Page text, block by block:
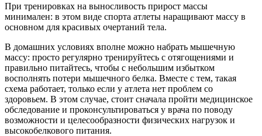
При тренировках на выносливость прирост массы
минимален: в этом виде спорта атлеты наращивают массу в
основном для красивых очертаний тела.
В домашних условиях вполне можно набрать мышечную
массу: просто регулярно тренируйтесь с отягощениями и
правильно питайтесь, чтобы с небольшим избытком
восполнять потери мышечного белка. Вместе с тем, такая
схема работает, только если у атлета нет проблем со
здоровьем. В этом случае, стоит сначала пройти медицинское
обследование и проконсультироваться у врача по поводу
возможности и целесообразности физических нагрузок и
высокобелкового питания.